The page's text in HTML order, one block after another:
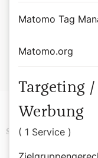
Bernadette Spitzer
Von Bischofsstab
ISBN: 978-3-
Erhältlich im
Schlagwörter
Matomo Tag
Matomo.org
Targeting
Werbung
( 1 Service )